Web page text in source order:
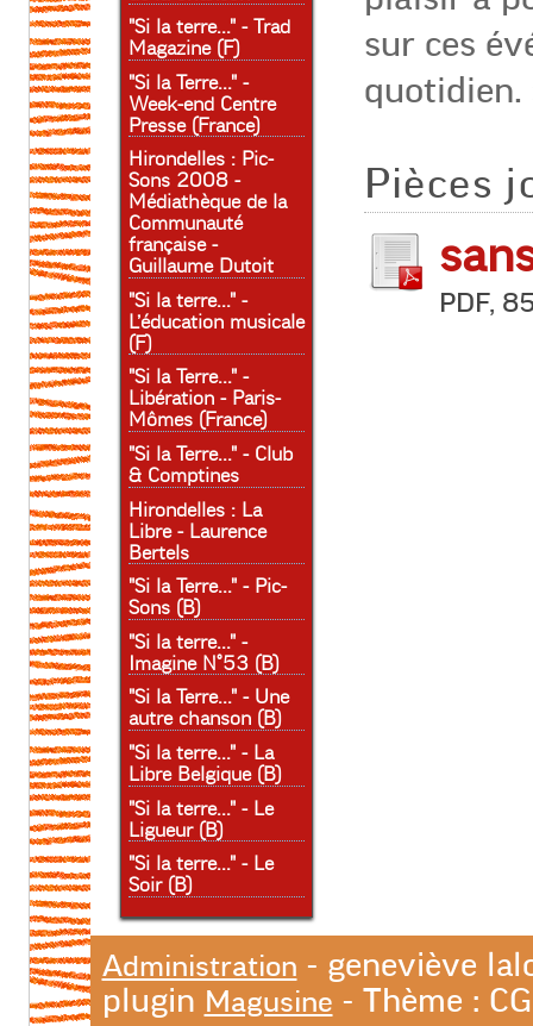
"Si la terre..." - Trad
Magazine (F)
"Si la Terre..." -
Week-end Centre
Presse (France)
Hirondelles : Pic-
Sons 2008 -
Médiathèque de la
Communauté
française -
Guillaume Dutoit
"Si la terre..." -
L’éducation musicale
(F)
"Si la Terre..." -
Libération - Paris-
Mômes (France)
"Si la Terre..." - Club
& Comptines
Hirondelles : La
Libre - Laurence
Bertels
"Si la Terre..." - Pic-
Sons (B)
"Si la terre..." -
Imagine N°53 (B)
"Si la Terre..." - Une
autre chanson (B)
"Si la terre..." - La
Libre Belgique (B)
"Si la terre..." - Le
Ligueur (B)
"Si la terre..." - Le
Soir (B)
sur ces
quotidien.
Pièces
PDF,
Administration - geneviève
plugin Magusine - Thème :